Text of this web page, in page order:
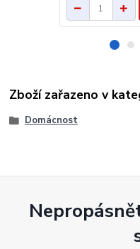
Zboží zařazeno v
Domácnost